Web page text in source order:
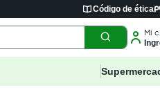
Código de ética
Mi